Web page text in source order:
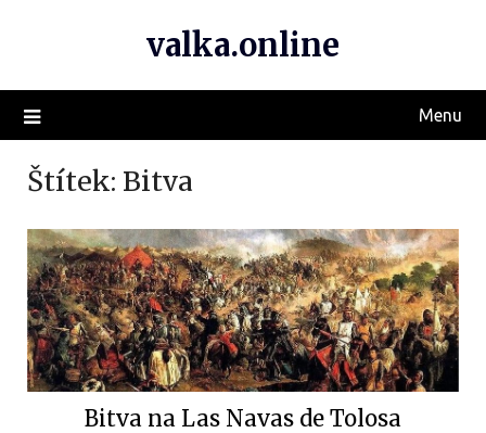
valka.online
Menu
Štítek: Bitva
Bitva na Las Navas de Tolosa